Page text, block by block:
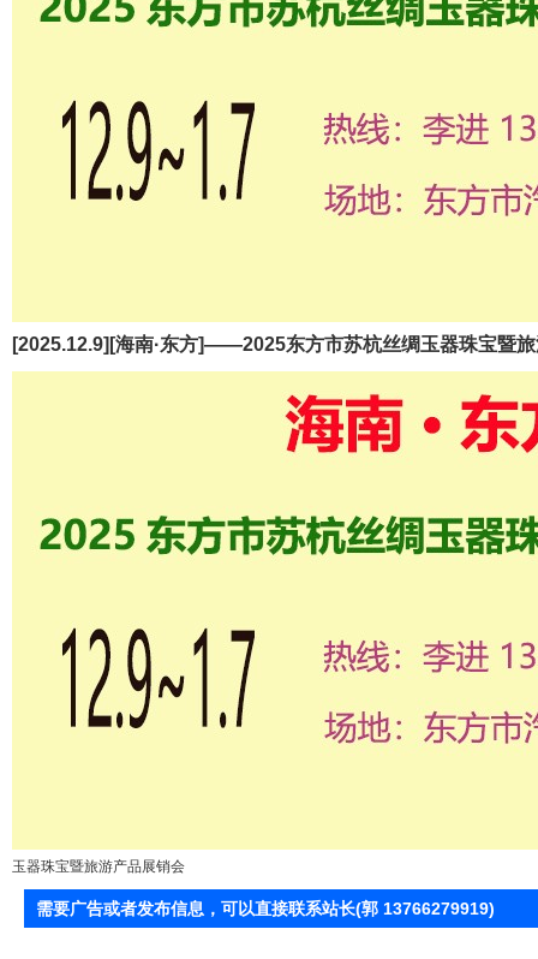
[2025.12.9][海南·东方]——2025东方市苏杭丝绸玉器珠宝暨
玉器珠宝暨旅游产品展销会
需要广告或者发布信息，可以直接联系站长(郭 13766279919)